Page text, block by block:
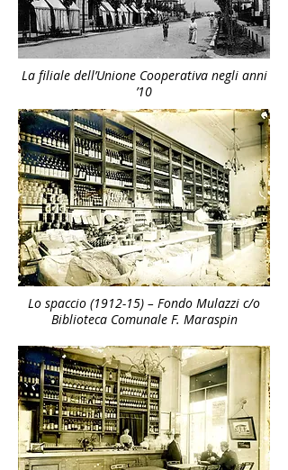
La filiale dell’Unione Cooperativa negli anni
’10
Lo spaccio (1912-15) – Fondo Mulazzi c/o
Biblioteca Comunale F. Maraspin